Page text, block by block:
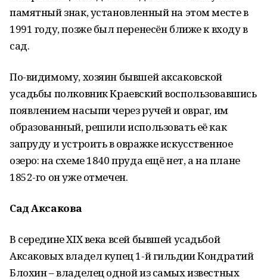
памятный знак, установленный на этом месте в
1991 году, позже был перенесён ближе к входу в
сад.
По-видимому, хозяин бывшей аксаковской
усадьбы полковник Краевский воспользовавшись
появлением насыпи через ручей и овраг, им
образованный, решили использовать её как
запруду и устроить в овражке искусственное
озеро: на схеме 1840 пруда ещё нет, а на плане
1852-го он уже отмечен.
Сад Аксакова
В середине XIX века всей бывшей усадьбой
Аксаковых владел купец 1-й гильдии Кондратий
Блохин – владелец одной из самых известных